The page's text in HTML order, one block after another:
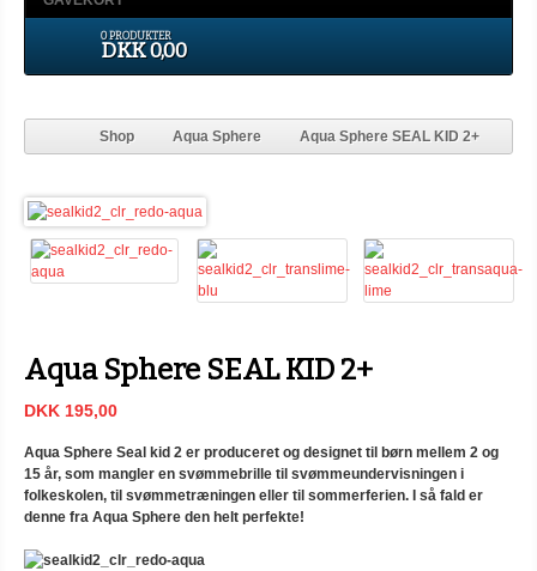
0 PRODUKTER
DKK 0,00
Shop Aqua Sphere Aqua Sphere SEAL KID 2+
Aqua Sphere SEAL KID 2+
DKK 195,00
Aqua Sphere Seal kid 2 er produceret og designet til børn mellem 2 og
15 år, som mangler en svømmebrille til svømmeundervisningen i
folkeskolen, til svømmetræningen eller til sommerferien. I så fald er
denne fra Aqua Sphere den helt perfekte!